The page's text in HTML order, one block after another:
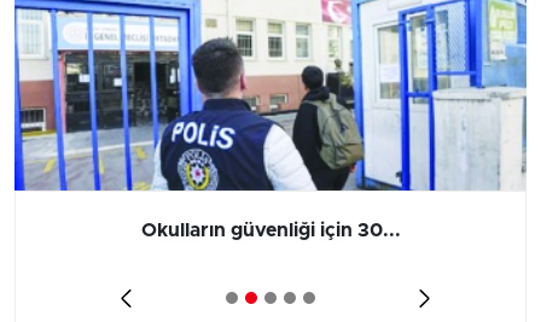
Okulların güvenliği için 30...